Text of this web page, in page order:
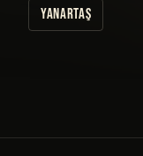
YANARTAŞ